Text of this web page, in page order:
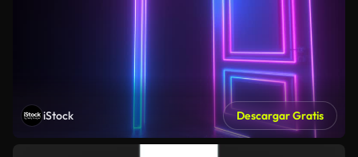
iStock Descargar Gratis